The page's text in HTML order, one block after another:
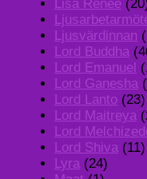
Lisa Renee
Ljusvärdinnan
Lord Buddha
Lord Emanuel
Lord Ganesha
Lord Lanto (23)
Lord Maitreya
Lord
Lord Shiva (11)
Lyra (24)